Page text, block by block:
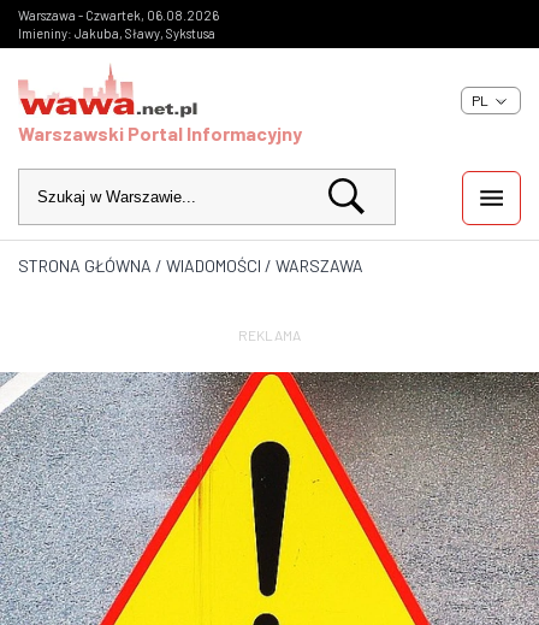
Warszawa - Czwartek, 06.08.2026
Imieniny: Jakuba, Sławy, Sykstusa
Warszawski Portal Informacyjny
PL
WIADOMOŚCI
IMPREZY
KULTURA
ZDJĘCIA
W WARSZAWIE
STRONA GŁÓWNA / WIADOMOŚCI / WARSZAWA
REKLAMA